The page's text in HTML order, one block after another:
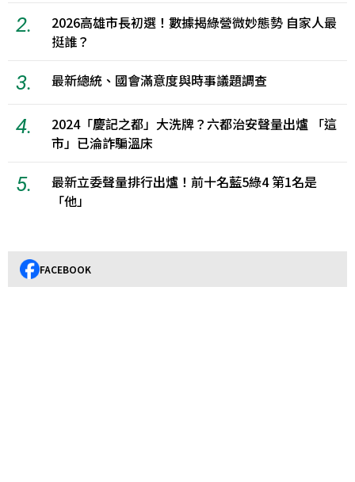
2.
2026高雄市長初選！數據揭綠營微妙態勢 自家人最
挺誰？
3. 最新總統、國會滿意度與時事議題調查
4.
2024「慶記之都」大洗牌？六都治安聲量出爐 「這
市」已淪詐騙溫床
5.
最新立委聲量排行出爐！前十名藍5綠4 第1名是
「他」
FACEBOOK